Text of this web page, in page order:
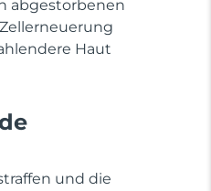
abgestorbenen
Haut
und die